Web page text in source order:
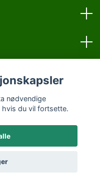
nødvendige
du vil fortsette.